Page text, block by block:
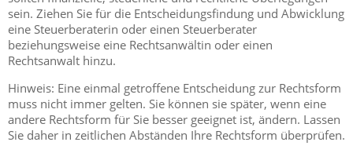
sein. Ziehen Sie für die Entscheidungsfindung und Abwicklung
eine Steuerberaterin oder einen Steuerberater
beziehungsweise eine Rechtsanwältin oder einen
Rechtsanwalt hinzu.
Hinweis: Eine einmal getroffene Entscheidung zur Rechtsform
muss nicht immer gelten. Sie können sie später, wenn eine
andere Rechtsform für Sie besser geeignet ist, ändern. Lassen
Sie daher in zeitlichen Abständen Ihre Rechtsform überprüfen.